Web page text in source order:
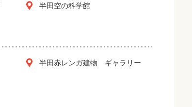
半田空の科学館
半田赤レンガ建物 ギャラリー